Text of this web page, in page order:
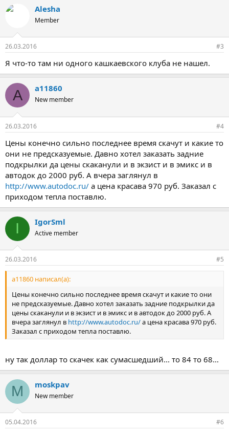
Alesha
Member
26.03.2016 #3
Я что-то там ни одного кашкаевского клуба не нашел.
A a11860
New member
26.03.2016 #4
Цены конечно сильно последнее время скачут и какие то
они не предсказуемые. Давно хотел заказать задние
подкрылки да цены скаканули и в экзист и в эмикс и в
автодок до 2000 руб. А вчера заглянул в
http://www.autodoc.ru/ а цена красава 970 руб. Заказал с
приходом тепла поставлю.
I IgorSml
Active member
26.03.2016 #5
a11860 написал(а):
Цены конечно сильно последнее время скачут и какие то они
не предсказуемые. Давно хотел заказать задние подкрылки да
цены скаканули и в экзист и в эмикс и в автодок до 2000 руб. А
вчера заглянул в http://www.autodoc.ru/а цена красава 970 руб.
Заказал с приходом тепла поставлю.
ну так доллар то скачек как сумасшедший... то 84 то 68...
M moskpav
New member
05.04.2016 #6